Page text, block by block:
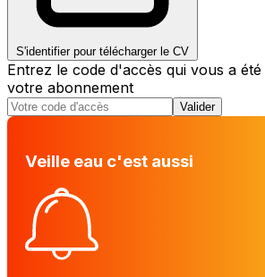
S'identifier pour télécharger le CV
Entrez le code d'accès qui vous a
votre abonnement
Valider
Veille eau c'est aussi